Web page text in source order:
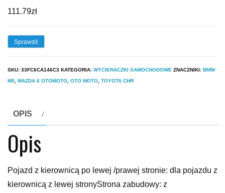
111.79zł
Sprawdź
SKU: 33FC6CA146C3 KATEGORIA: WYCIERACZKI SAMOCHODOWE ZNACZNIKI: BMW
M5 MAZDA 6 OTOMOTO OTO MOTO TOYOTA CHR
OPIS
Opis
Pojazd z kierownicą po lewej /prawej stronie: dla pojazdu z
kierownicą z lewej stronyStrona zabudowy: z